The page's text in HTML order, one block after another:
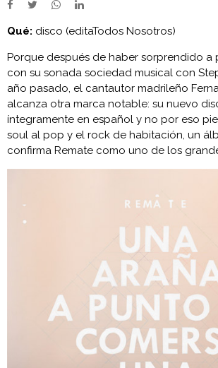
Qué: disco (editaTodos Nosotros)
Porque después de haber sorprendido a
con su sonada sociedad musical con
año pasado, el cantautor madrileño
alcanza otra marca notable: su nuevo
íntegramente en español y no por eso
soul al pop y el rock de habitación, un
confirma Remate como uno de los